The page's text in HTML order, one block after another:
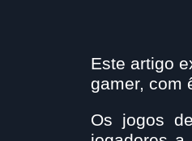
Este artigo
gamer, com
Os jogos